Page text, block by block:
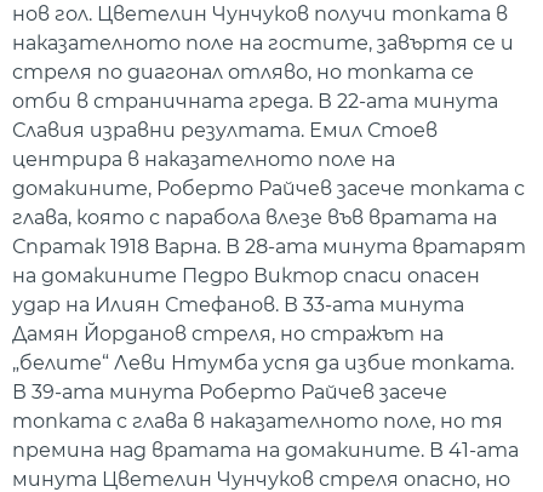
нов гол. Цветелин Чунчуков получи топката в
наказателното поле на гостите, завъртя се и
стреля по диагонал отляво, но топката се
отби в страничната греда. В 22-ата минута
Славия изравни резултата. Емил Стоев
центрира в наказателното поле на
домакините, Роберто Райчев засече топката с
глава, която с парабола влезе във вратата на
Спратак 1918 Варна. В 28-ата минута вратарят
на домакините Педро Виктор спаси опасен
удар на Илиян Стефанов. В 33-ата минута
Дамян Йорданов стреля, но стражът на
„белите“ Леви Нтумба успя да избие топката.
В 39-ата минута Роберто Райчев засече
топката с глава в наказателното поле, но тя
премина над вратата на домакините. В 41-ата
минута Цветелин Чунчуков стреля опасно, но